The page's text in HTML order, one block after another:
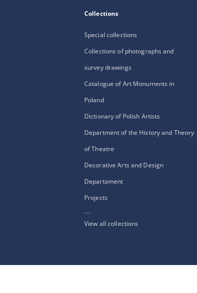
Collections
Special collections
Collections of photographs and
survey drawings
Catalogue of Art Monuments in
Poland
Dictionary of Polish Artists
Department of the History and Theory
of Theatre
Decorative Arts and Design
Departament
Projects
...
View all collections